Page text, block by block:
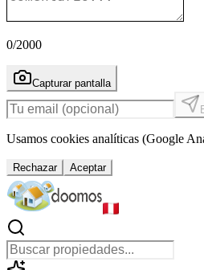
0/2000
Capturar pantalla
Usamos cookies analíticas (Google
Rechazar Aceptar